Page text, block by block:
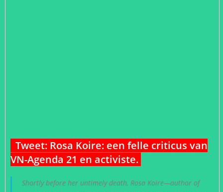
Tweet: Rosa Koire: een felle criticus van
VN-Agenda 21 en activiste.
Shortly before her untimely death, Rosa Koire—author of